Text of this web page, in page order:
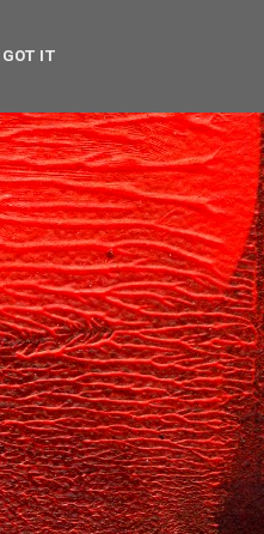
GOT IT